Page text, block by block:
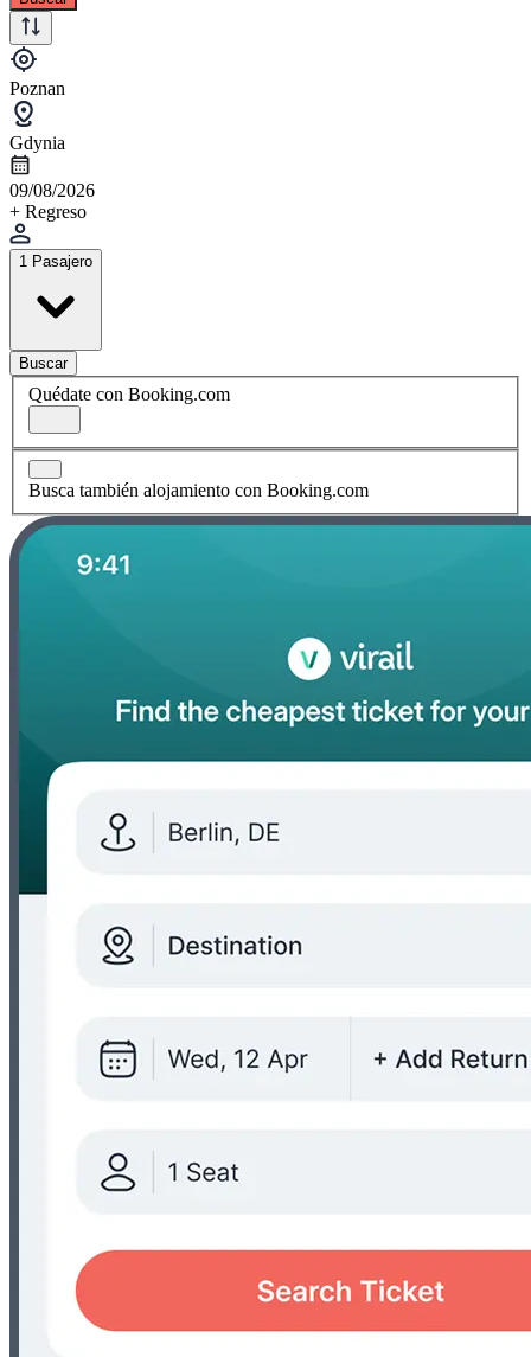
Poznan
Gdynia
09/08/2026
+ Regreso
1 Pasajero
Buscar
Quédate con Booking.com
Busca también alojamiento con Booking.com